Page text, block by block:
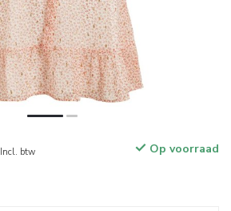
Incl. btw Op voorraad